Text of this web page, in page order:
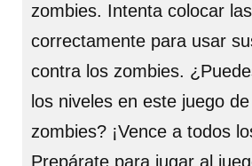
zombies. Intenta colocar
correctamente para usar
contra los zombies.
los niveles en este juego
zombies? ¡Vence a todos
Prepárate para jugar al